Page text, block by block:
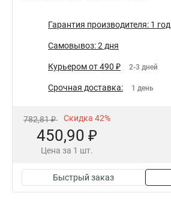
Гарантия производителя: 1 год
Самовывоз: 2 дня
Курьером от 490 ₽ 2-3 дней
Срочная доставка: 1 день
782,81 ₽ Скидка 42%
450,90 ₽
Цена за 1 шт.
Быстрый заказ